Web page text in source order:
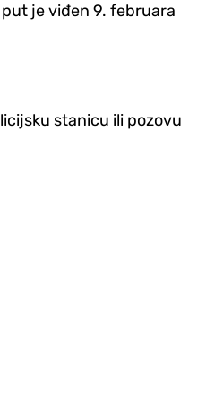
je viđen 9. februara
stanicu ili pozovu